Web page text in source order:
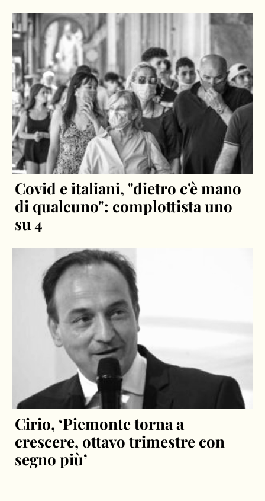
Covid e italiani, "dietro c'è mano
di qualcuno": complottista uno
su 4
Cirio, ‘Piemonte torna a
crescere, ottavo trimestre con
segno più’